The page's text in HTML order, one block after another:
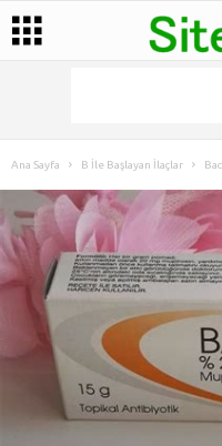
Ana Sayfa B İle Başlayan İlaçlar